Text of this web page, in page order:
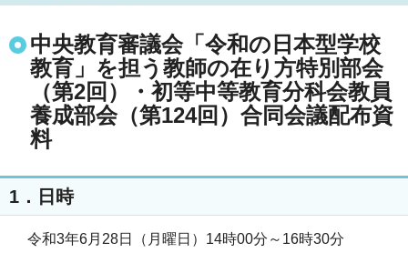
中央教育審議会「令和の日本型学校
教育」を担う教師の在り方特別部会
（第2回）・初等中等教育分科会教員
養成部会（第124回）合同会議配布資
料
1．日時
令和3年6月28日（月曜日）14時00分～16時30分